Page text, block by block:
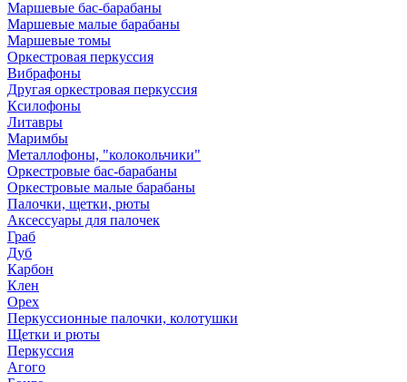
Маршевые бас-барабаны
Маршевые малые барабаны
Маршевые томы
Оркестровая перкуссия
Вибрафоны
Другая оркестровая перкуссия
Ксилофоны
Литавры
Маримбы
Металлофоны, "колокольчики"
Оркестровые бас-барабаны
Оркестровые малые барабаны
Палочки, щетки, рюты
Аксессуары для палочек
Граб
Дуб
Карбон
Клен
Орех
Перкуссионные палочки, колотушки
Щетки и рюты
Перкуссия
Агого